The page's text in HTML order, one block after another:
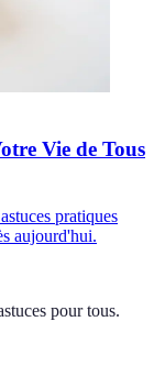
Vie de Tous
pratiques
aujourd'hui.
pour tous.